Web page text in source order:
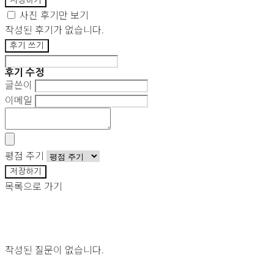
사진 후기만 보기
작성된 후기가 없습니다.
후기 쓰기
후기 수정
글쓴이
이메일
평점 주기
저장하기
목록으로 가기
작성된 질문이 없습니다.